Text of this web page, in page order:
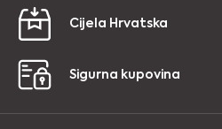
Cijela Hrvatska
Sigurna kupovina